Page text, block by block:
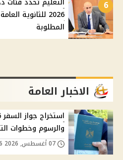
6
2026 للثانوية
المطلوبة
الاخبار العامة
والرسوم وخطوات